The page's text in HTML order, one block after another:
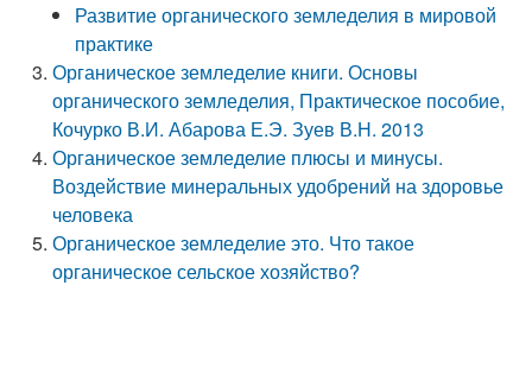
Развитие органического земледелия в мировой
практике
Органическое земледелие книги. Основы
органического земледелия, Практическое пособие,
Кочурко В.И. Абарова Е.Э. Зуев В.Н. 2013
Органическое земледелие плюсы и минусы.
Воздействие минеральных удобрений на здоровье
человека
Органическое земледелие это. Что такое
органическое сельское хозяйство?